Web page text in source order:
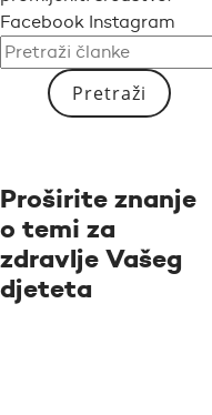
Facebook Instagram
Pretraži
Proširite znanje
o temi za
zdravlje Vašeg
djeteta